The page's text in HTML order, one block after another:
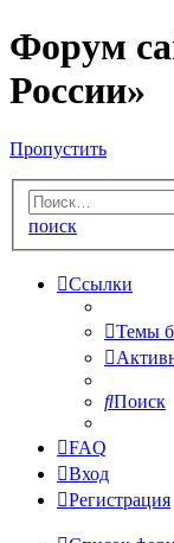
Форум
России»
Пропустить
поиск
Ссылки
Темы
Поиск
FAQ
Вход
Регистрация